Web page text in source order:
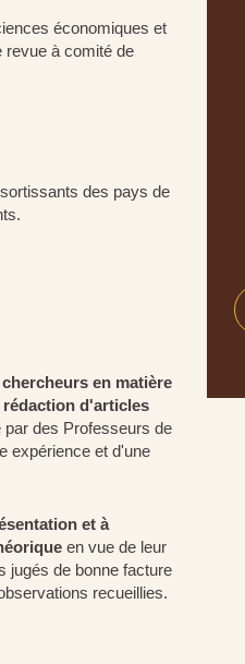
économiques et
revue à comité de
des pays de
en matière
d'articles
par des Professeurs de
expérience et d'une
et à
en vue de leur
jugés de bonne facture
recueillies.